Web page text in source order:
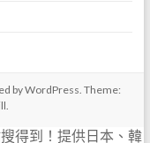
byWordPress. Theme:
.
得到！提供日本、韓